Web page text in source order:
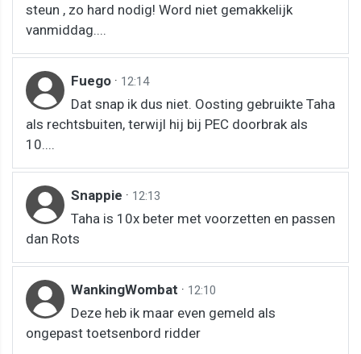
steun , zo hard nodig! Word niet gemakkelijk
vanmiddag....
Fuego · 12:14
Dat snap ik dus niet. Oosting gebruikte Taha
als rechtsbuiten, terwijl hij bij PEC doorbrak als
10....
Snappie · 12:13
Taha is 10x beter met voorzetten en passen
dan Rots
WankingWombat · 12:10
Deze heb ik maar even gemeld als
ongepast toetsenbord ridder